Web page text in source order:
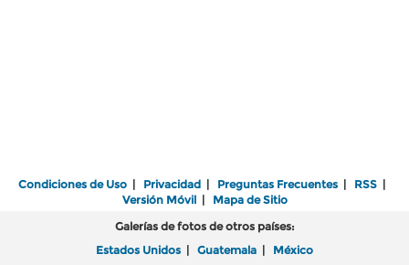
Condiciones de Uso | Privacidad | Preguntas Frecuentes | RSS |
Versión Móvil| Mapa de Sitio
Galerías de fotos de otros países:
Estados Unidos | Guatemala | México